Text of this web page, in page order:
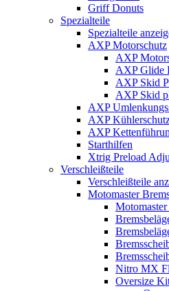
Griff Donuts
Spezialteile
Spezialteile
AXP Motorschutz
AXP
AXP Glide
AXP Skid
AXP Skid
AXP
AXP
AXP
Starthilfen
Xtrig Preload
Verschleißteile
Verschleißteile
Motomaster
Motomaster
Nitro MX
Oversize